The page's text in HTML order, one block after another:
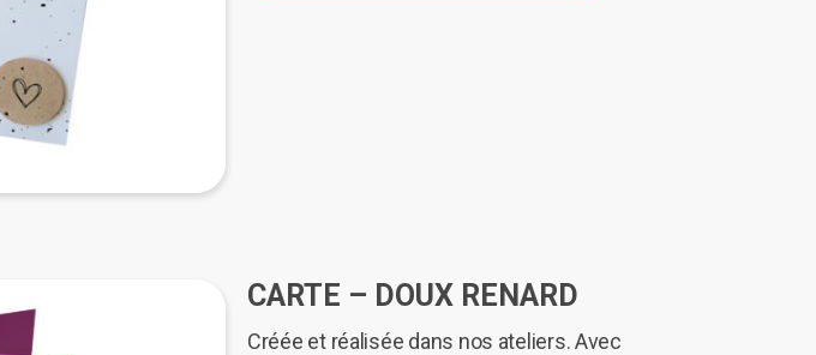
CARTE – DOUX RENARD
Créée et réalisée dans nos ateliers. Avec